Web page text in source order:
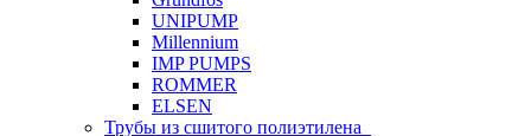
UNIPUMP
Millennium
IMP PUMPS
ROMMER
ELSEN
Трубы из сшитого полиэтилена